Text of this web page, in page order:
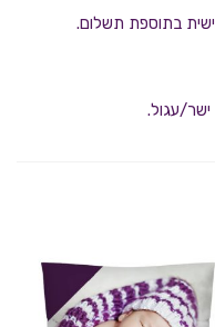
בתוספת תשלום.
עגול.